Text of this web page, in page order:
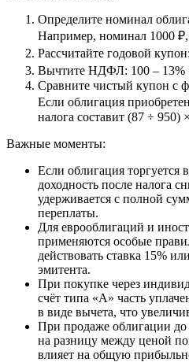
Определите номинал
Например, номинал 1000
Рассчитайте годовой
Вычтите НДФЛ: 100 – 13%
Сравните чистый купон с
Если облигация
налога составит (87 ÷ 950)
Важные моменты:
Если облигация
доходность после налога
удерживается с полной
переплаты.
Для еврооблигаций и
применяются особые
действовать ставка 15%
эмитента.
При покупке через
счёт типа «А» часть
в виде вычета, что
При продаже облигации
на разницу между ценой
влияет на общую